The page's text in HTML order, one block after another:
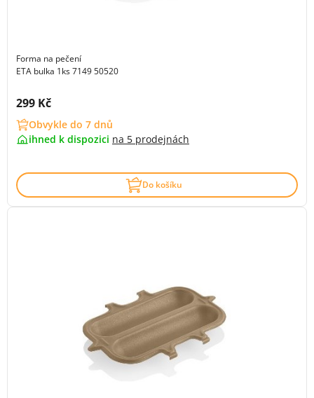
Forma na pečení
ETA bulka 1ks 7149 50520
Cena s DPH:
299 Kč
Obvykle do 7 dnů
ihned k dispozici na 5 prodejnách
Do košíku